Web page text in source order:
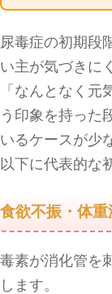
尿毒症の初期段
い主が気づきに
「なんとなく
う印象を持った
いるケースが少
以下に代表的な
食欲不振・体重
毒素が消化管を
します。